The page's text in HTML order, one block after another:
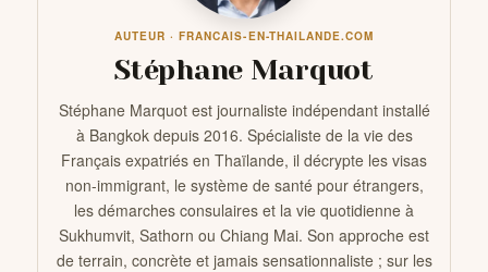
MÉTÉO
EXPATRIATION
BLOG
CONTACTS
AUTEUR · FRANCAIS-EN-THAILANDE.COM
Stéphane Marquot
Stéphane Marquot est journaliste indépendant installé
à Bangkok depuis 2016. Spécialiste de la vie des
Français expatriés en Thaïlande, il décrypte les visas
non-immigrant, le système de santé pour étrangers,
les démarches consulaires et la vie quotidienne à
Sukhumvit, Sathorn ou Chiang Mai. Son approche est
de terrain, concrète et jamais sensationnaliste ; sur les